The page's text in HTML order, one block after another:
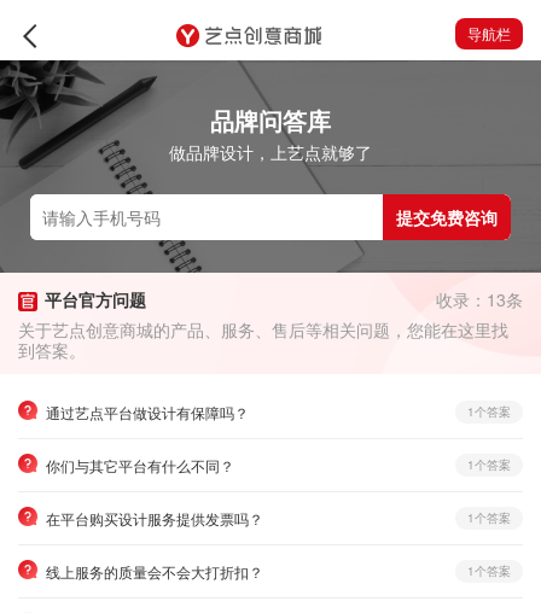
导航栏
品牌问答库
做品牌设计，上艺点就够了
提交免费咨询
平台官方问题
收录：13条
关于艺点创意商城的产品、服务、售后等相关问题，您能在这里找
到答案。
通过艺点平台做设计有保障吗？ 1个答案
你们与其它平台有什么不同？ 1个答案
在平台购买设计服务提供发票吗？ 1个答案
线上服务的质量会不会大打折扣？ 1个答案